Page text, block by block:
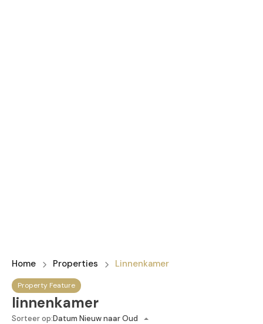
Home Properties Linnenkamer
Property Feature
linnenkamer
Sorteer op:Datum Nieuw naar Oud